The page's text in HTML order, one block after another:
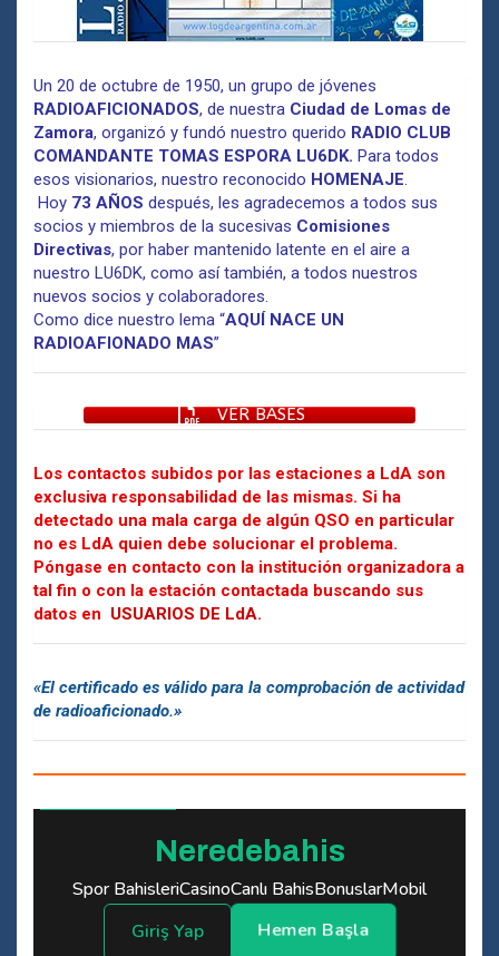
Un 20 de octubre de 1950, un grupo de jóvenes
RADIOAFICIONADOS, de nuestra Ciudad de Lomas de
Zamora, organizó y fundó nuestro querido RADIO CLUB
COMANDANTE TOMAS ESPORA LU6DK. Para todos
esos visionarios, nuestro reconocido HOMENAJE.
Hoy 73 AÑOS después, les agradecemos a todos sus
socios y miembros de la sucesivas Comisiones
Directivas, por haber mantenido latente en el aire a
nuestro LU6DK, como así también, a todos nuestros
nuevos socios y colaboradores.
Como dice nuestro lema “AQUÍ NACE UN
RADIOAFIONADO MAS”
VER BASES
Los contactos subidos por las estaciones a LdA son
exclusiva responsabilidad de las mismas. Si ha
detectado una mala carga de algún QSO en particular
no es LdA quien debe solucionar el problema.
Póngase en contacto con la institución organizadora a
tal fin o con la estación contactada buscando sus
datos en USUARIOS DE LdA.
«El certificado es válido para la comprobación de actividad
de radioaficionado.»